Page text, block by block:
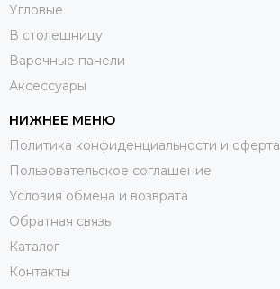
Угловые
В столешницу
Варочные панели
Аксессуары
НИЖНЕЕ МЕНЮ
Политика конфиденциальности и оферта
Пользовательское соглашение
Условия обмена и возврата
Обратная связь
Каталог
Контакты